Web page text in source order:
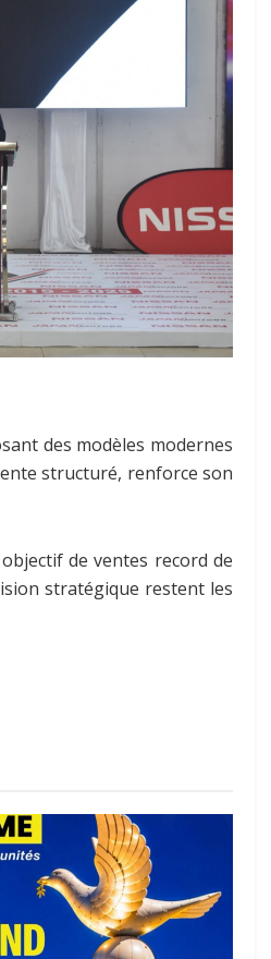
des modèles modernes
structuré, renforce son
de ventes record de
stratégique restent les